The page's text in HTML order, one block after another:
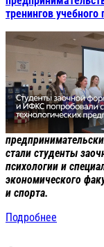
тренингов учебного
стали студенты
психологии и
экономического
и спорта.
Подробнее